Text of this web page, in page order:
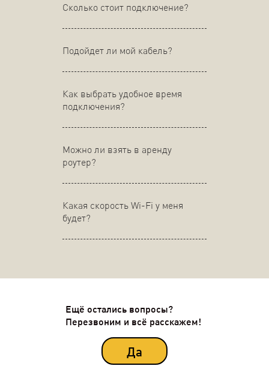
Сколько стоит подключение?
Подойдет ли мой кабель?
Как выбрать удобное время
подключения?
Можно ли взять в аренду
роутер?
Какая скорость Wi-Fi у меня
будет?
Ещё остались вопросы?
Перезвоним и всё расскажем!
Да